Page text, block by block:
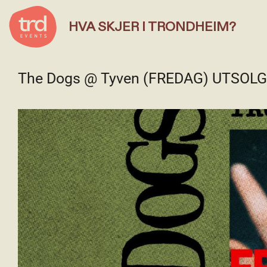
HVA SKJER I TRONDHEIM?
The Dogs @ Tyven (FREDAG)